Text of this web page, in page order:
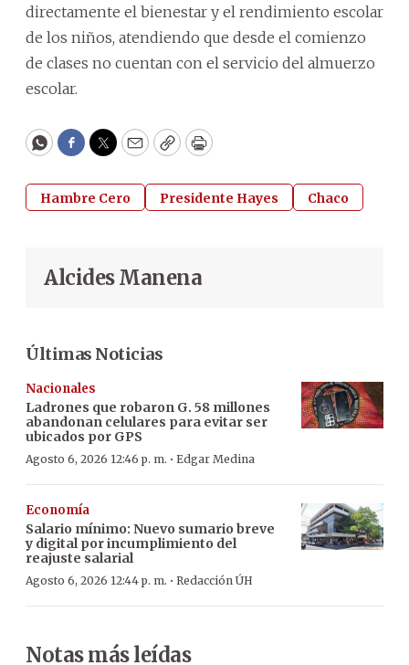
directamente el bienestar y el rendimiento escolar
de los niños, atendiendo que desde el comienzo
de clases no cuentan con el servicio del almuerzo
escolar.
WhatsApp
Facebook
Twitter
EmailCopyPrint
Hambre Cero Presidente Hayes Chaco
Alcides Manena
Últimas Noticias
Nacionales
Ladrones que robaron G. 58 millones
abandonan celulares para evitar ser
ubicados por GPS
Agosto 6, 2026 12:46 p. m. · Edgar Medina
Economía
Salario mínimo: Nuevo sumario breve
y digital por incumplimiento del
reajuste salarial
Agosto 6, 2026 12:44 p. m. · Redacción ÚH
Notas más leídas